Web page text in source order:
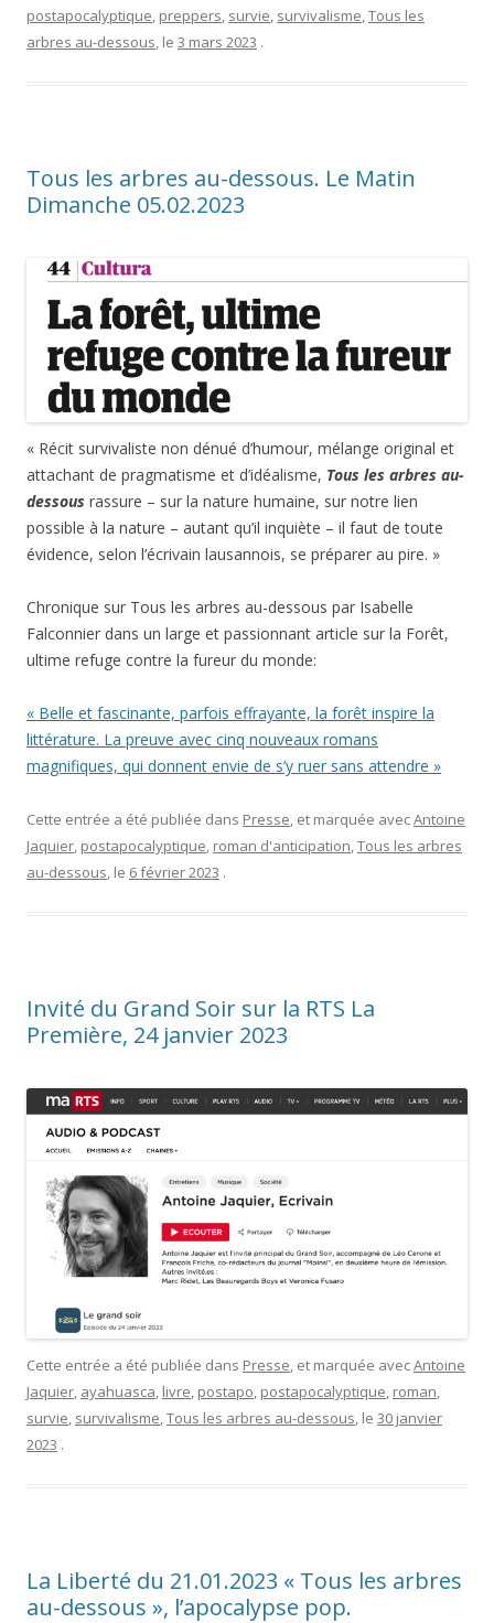
postapocalyptique, preppers, survie, survivalisme,Tous les
arbres au-dessous, le 3 mars 2023 .
Tous les arbres au-dessous. Le Matin
Dimanche 05.02.2023
« Récit survivaliste non dénué d’humour, mélange original et
attachant de pragmatisme et d’idéalisme, Tous les arbres au-
dessous rassure – sur la nature humaine, sur notre lien
possible à la nature – autant qu’il inquiète – il faut de toute
évidence, selon l’écrivain lausannois, se préparer au pire. »
Chronique sur Tous les arbres au-dessous par Isabelle
Falconnier dans un large et passionnant article sur la Forêt,
ultime refuge contre la fureur du monde:
« Belle et fascinante, parfois effrayante, la forêt inspire la
littérature. La preuve avec cinq nouveaux romans
magnifiques, qui donnent envie de s’y ruer sans attendre »
Cette entrée a été publiée dans Presse, et marquée avecAntoine
Jaquier, postapocalyptique, roman d'anticipation,Tous les arbres
au-dessous, le 6 février 2023 .
Invité du Grand Soir sur la RTS La
Première, 24 janvier 2023
Cette entrée a été publiée dans Presse, et marquée avecAntoine
Jaquier, ayahuasca, livre, postapo, postapocalyptique, roman,
survie, survivalisme,Tous les arbres au-dessous, le 30 janvier
2023 .
La Liberté du 21.01.2023 « Tous les arbres
au-dessous », l’apocalypse pop.